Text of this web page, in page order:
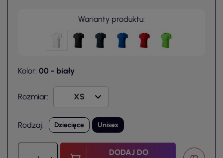
Warianty produktu:
Kolor: 00 - biały
Rozmiar:
Rodzaj: Dziecięce Unisex
DODAJ DO